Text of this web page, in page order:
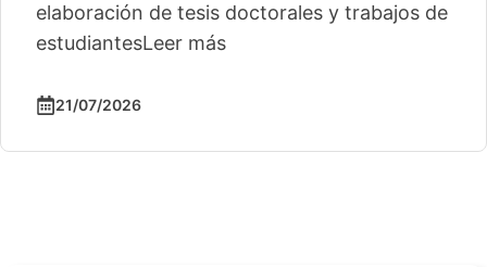
elaboración de tesis doctorales y trabajos de
estudiantesLeer más
21/07/2026